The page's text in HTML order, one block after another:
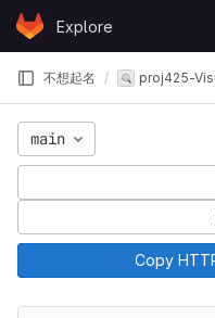
Skip to content
GitLabExplore
不想起名 proj425-
main
Copy